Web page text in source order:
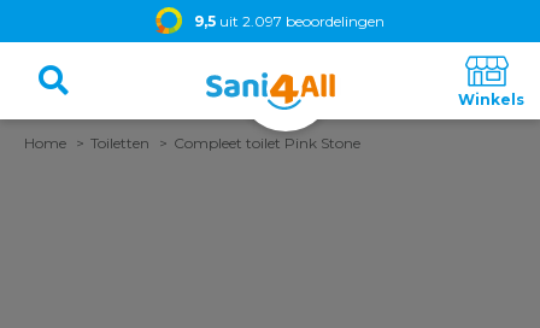
9,5 uit 2.097 beoordelingen
Home Toiletten Compleet toilet Pink Stone